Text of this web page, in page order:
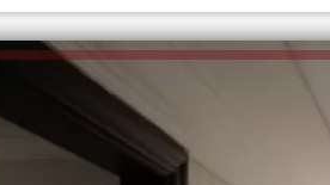
إلهام شرشر تكتب: رسائل السيسى